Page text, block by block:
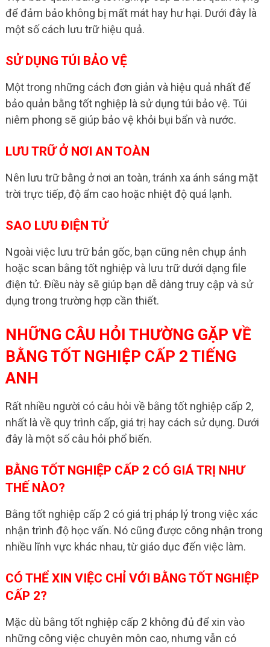
để đảm bảo không bị mất mát hay hư hại. Dưới đây là
một số cách lưu trữ hiệu quả.
SỬ DỤNG TÚI BẢO VỆ
Một trong những cách đơn giản và hiệu quả nhất để
bảo quản bằng tốt nghiệp là sử dụng túi bảo vệ. Túi
niêm phong sẽ giúp bảo vệ khỏi bụi bẩn và nước.
LƯU TRỮ Ở NƠI AN TOÀN
Nên lưu trữ bằng ở nơi an toàn, tránh xa ánh sáng mặt
trời trực tiếp, độ ẩm cao hoặc nhiệt độ quá lạnh.
SAO LƯU ĐIỆN TỬ
Ngoài việc lưu trữ bản gốc, bạn cũng nên chụp ảnh
hoặc scan bằng tốt nghiệp và lưu trữ dưới dạng file
điện tử. Điều này sẽ giúp bạn dễ dàng truy cập và sử
dụng trong trường hợp cần thiết.
NHỮNG CÂU HỎI THƯỜNG GẶP VỀ
BẰNG TỐT NGHIỆP CẤP 2 TIẾNG
ANH
Rất nhiều người có câu hỏi về bằng tốt nghiệp cấp 2,
nhất là về quy trình cấp, giá trị hay cách sử dụng. Dưới
đây là một số câu hỏi phổ biến.
BẰNG TỐT NGHIỆP CẤP 2 CÓ GIÁ TRỊ NHƯ
THẾ NÀO?
Bằng tốt nghiệp cấp 2 có giá trị pháp lý trong việc xác
nhận trình độ học vấn. Nó cũng được công nhận trong
nhiều lĩnh vực khác nhau, từ giáo dục đến việc làm.
CÓ THỂ XIN VIỆC CHỈ VỚI BẰNG TỐT NGHIỆP
CẤP 2?
Mặc dù bằng tốt nghiệp cấp 2 không đủ để xin vào
những công việc chuyên môn cao, nhưng vẫn có